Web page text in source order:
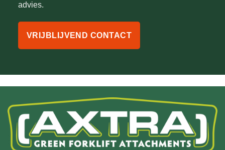
advies.
VRIJBLIJVEND CONTACT